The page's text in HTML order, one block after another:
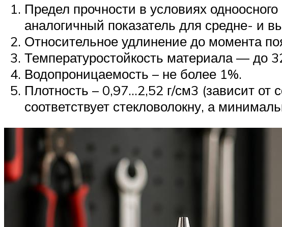
Предел прочности в условиях
аналогичный показатель для средне- и
Относительное удлинение до момента
Температуростойкость материала — до
Водопроницаемость – не более 1%.
Плотность – 0,97…2,52 г/см3 (зависит от
соответствует стекловолокну, а